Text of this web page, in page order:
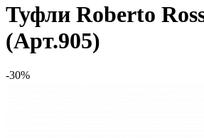
Туфли Roberto
(Арт.905)
-30%